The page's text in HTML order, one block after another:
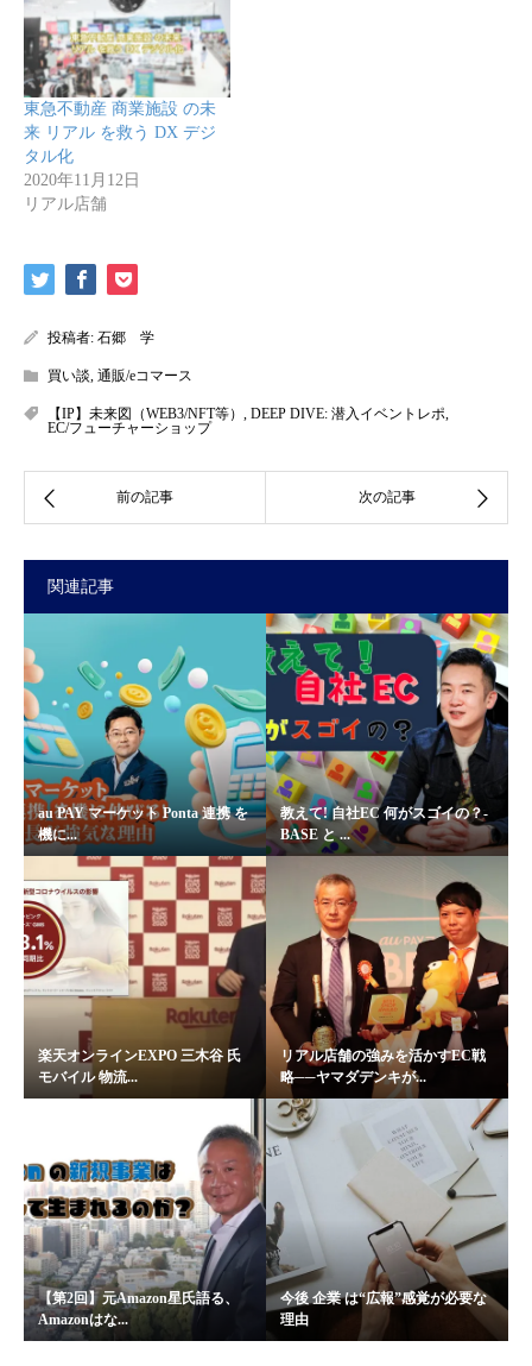
東急不動産 商業施設 の未
来 リアル を救う DX デジ
タル化
2020年11月12日
リアル店舗
投稿者: 石郷 学
買い談, 通販/eコマース
【IP】未来図（WEB3/NFT等） , DEEP DIVE: 潜入イベントレポ,
EC/フューチャーショップ
関連記事
au PAY マーケット Ponta 連携 を
機に...
教えて! 自社EC 何がスゴイの？-
BASE と ...
楽天オンラインEXPO 三木谷 氏
モバイル 物流...
リアル店舗の強みを活かすEC戦
略──ヤマダデンキが...
【第2回】元Amazon星氏語る、
Amazonはな...
今後 企業 は“広報”感覚が必要な
理由